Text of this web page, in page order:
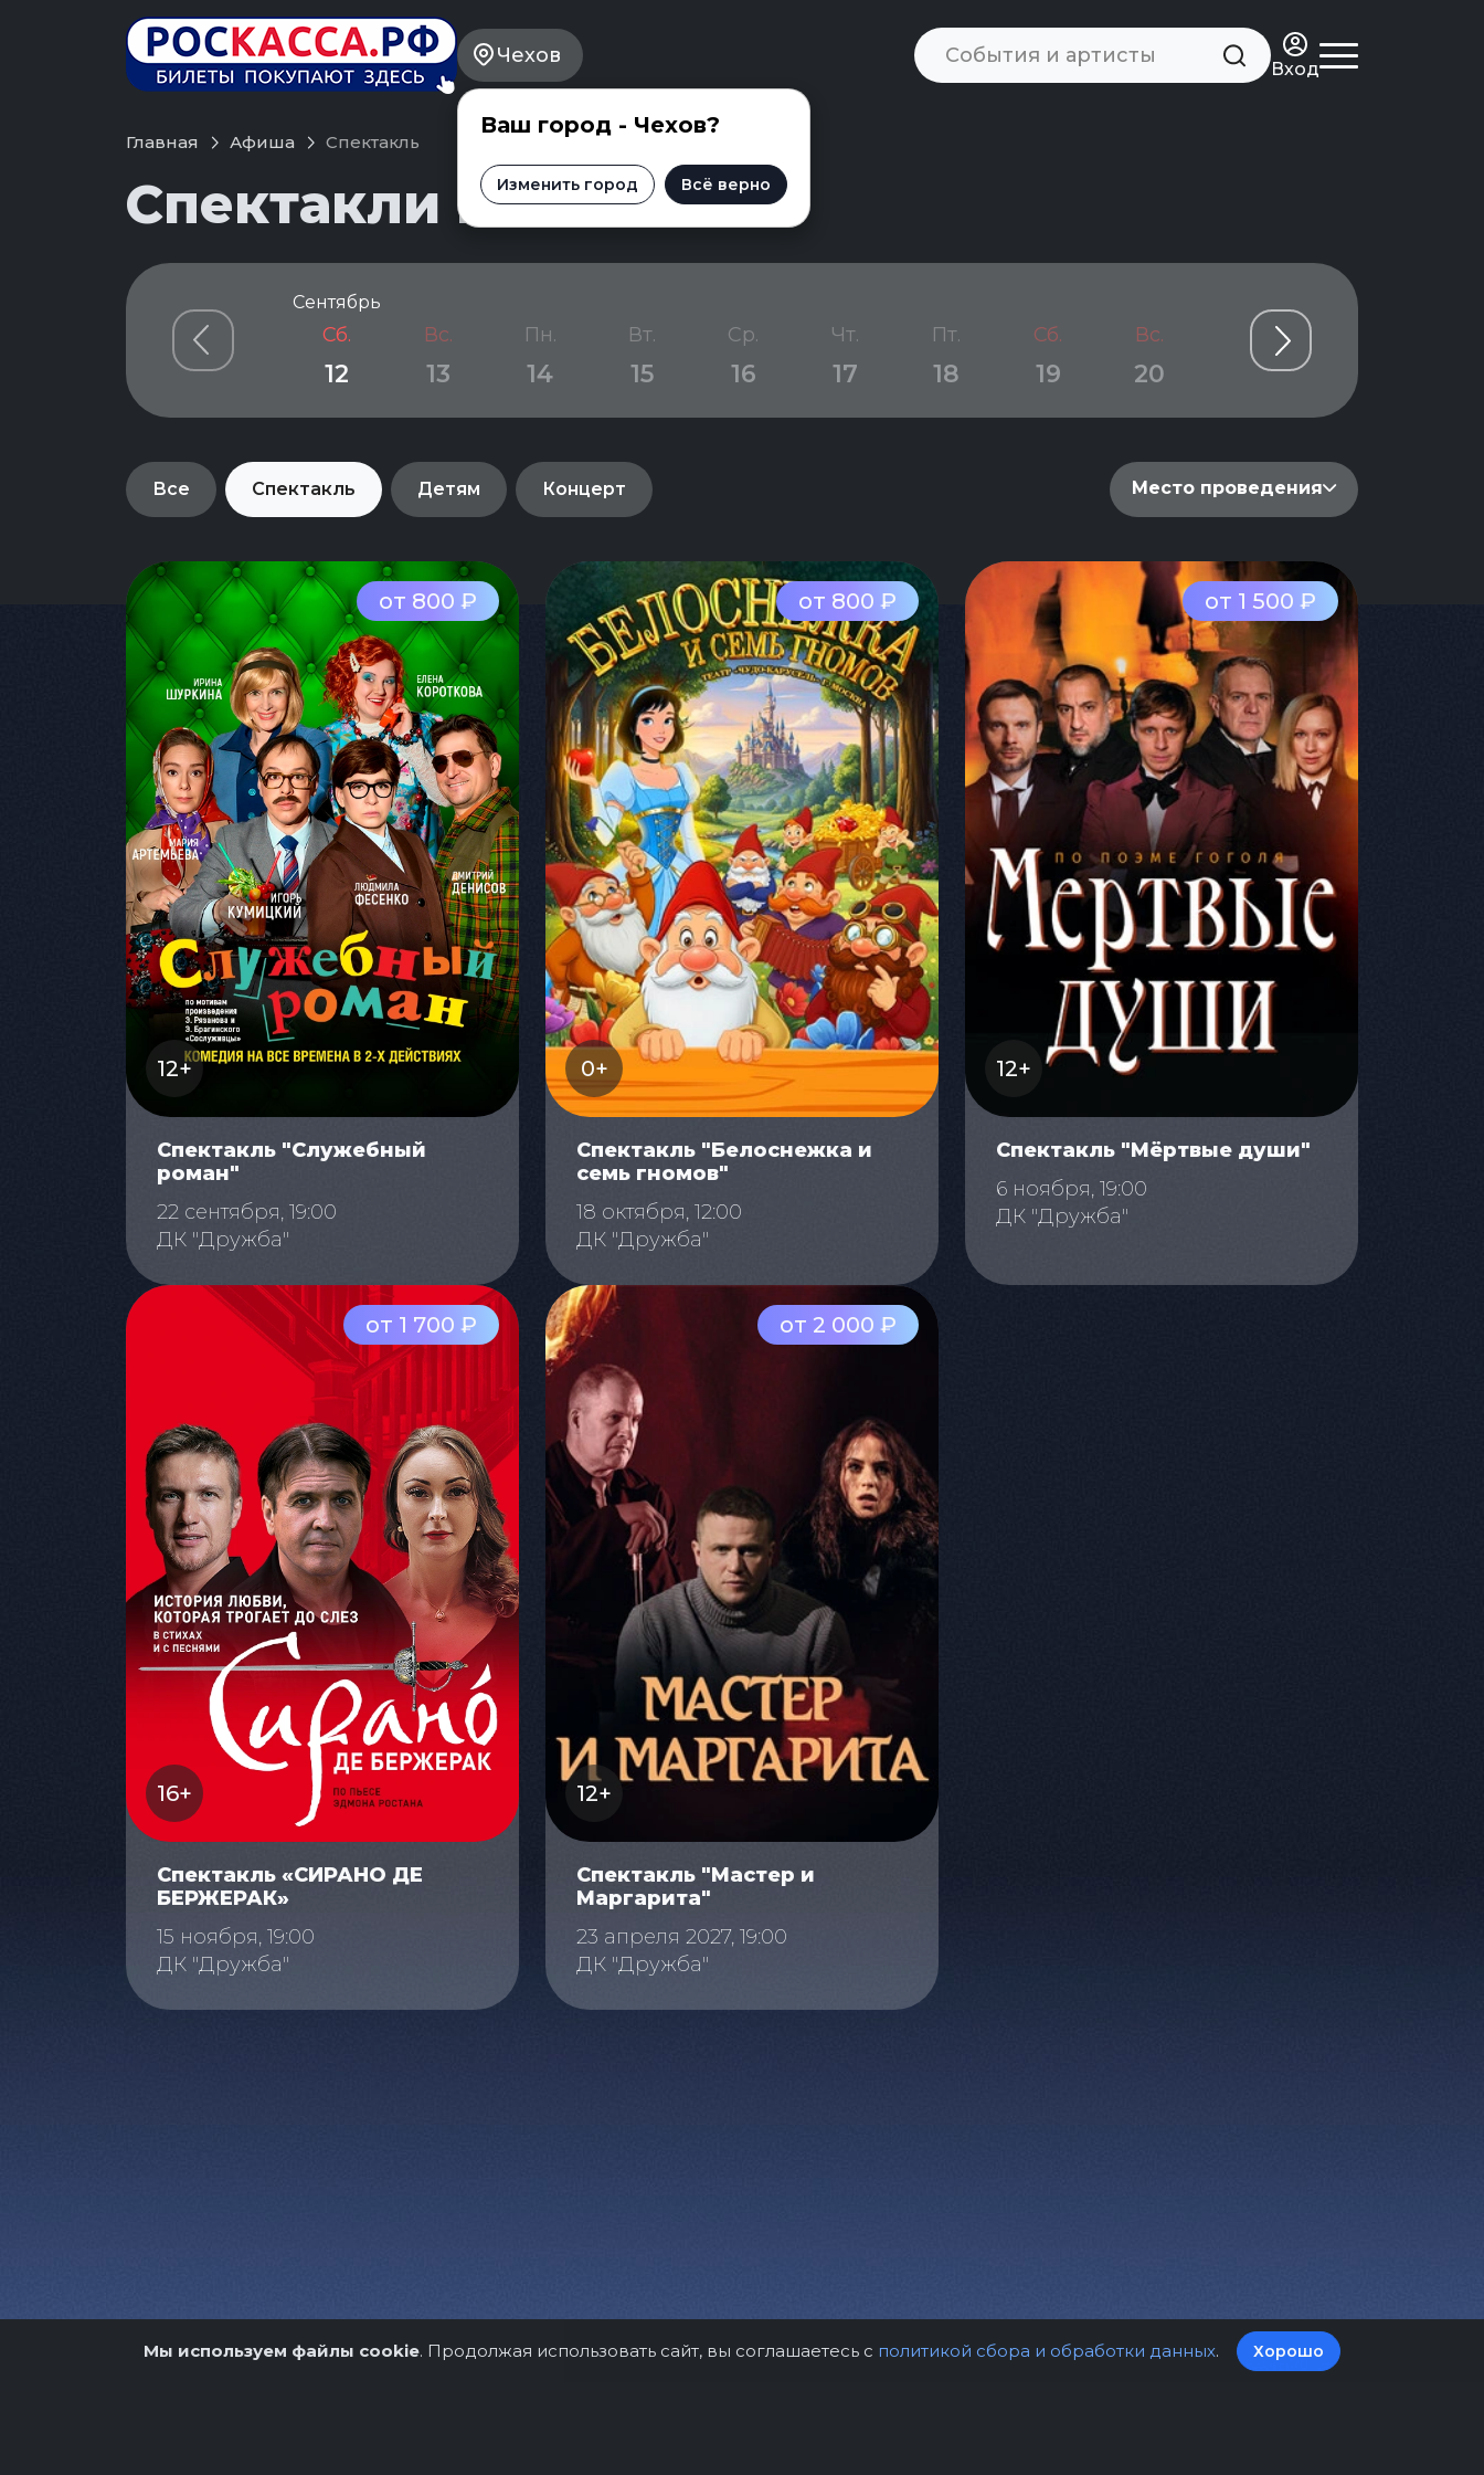
Чехов
Ваш город - Чехов?
Изменить город Всё верно
Вход
Главная Афиша Спектакль
Спектакли в Чехове
Сентябрь
Сб.
12
Вс.
13
Пн.
14
Вт.
15
Ср.
16
Чт.
17
Пт.
18
Сб.
19
Вс.
20
Пн.
21 22
Все Спектакль Детям Концерт Место проведения
от 800 ₽
12+
Спектакль "Служебный
роман"
22 сентября, 19:00
ДК "Дружба"
от 800 ₽
0+
Спектакль "Белоснежка и
семь гномов"
18 октября, 12:00
ДК "Дружба"
от 1 500 ₽
12+
Спектакль "Мёртвые души"
6 ноября, 19:00
ДК "Дружба"
от 1 700 ₽
16+
Спектакль «СИРАНО ДЕ
БЕРЖЕРАК»
15 ноября, 19:00
ДК "Дружба"
от 2 000 ₽
12+
Спектакль "Мастер и
Маргарита"
23 апреля 2027, 19:00
ДК "Дружба"
Мы используем файлы cookie. Продолжая использовать сайт, вы соглашаетесь с политикой сбора и обработки данных. Хорошо